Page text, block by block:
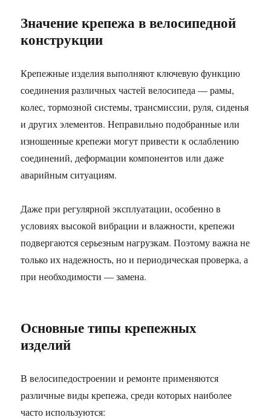
Значение крепежа в велосипедной
конструкции
Крепежные изделия выполняют ключевую функцию
соединения различных частей велосипеда — рамы,
колес, тормозной системы, трансмиссии, руля, сиденья
и других элементов. Неправильно подобранные или
изношенные крепежи могут привести к ослаблению
соединений, деформации компонентов или даже
аварийным ситуациям.
Даже при регулярной эксплуатации, особенно в
условиях высокой вибрации и влажности, крепежи
подвергаются серьезным нагрузкам. Поэтому важна не
только их надежность, но и периодическая проверка, а
при необходимости — замена.
Основные типы крепежных
изделий
В велосипедостроении и ремонте применяются
различные виды крепежа, среди которых наиболее
часто используются: